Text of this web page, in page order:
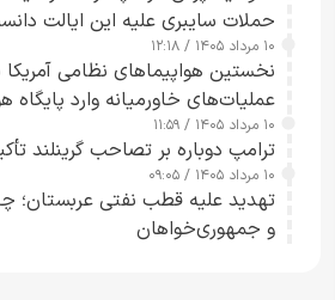
حملات سایبری علیه این ایالت
ارائه نکرد
۱۰ مرداد ۱۴۰۵ / ۱۲:۱۸
نخستین هواپیماهای نظامی آمریکا
عملیات‌های خاورمیانه وارد پایگاه
شدند
۱۰ مرداد ۱۴۰۵ / ۱۱:۵۹
ترامپ دوباره بر تصاحب گرینلند
۱۰ مرداد ۱۴۰۵ / ۰۹:۰۵
تهدید علیه قطب نفتی عربستان؛
و جمهوری‌خواهان